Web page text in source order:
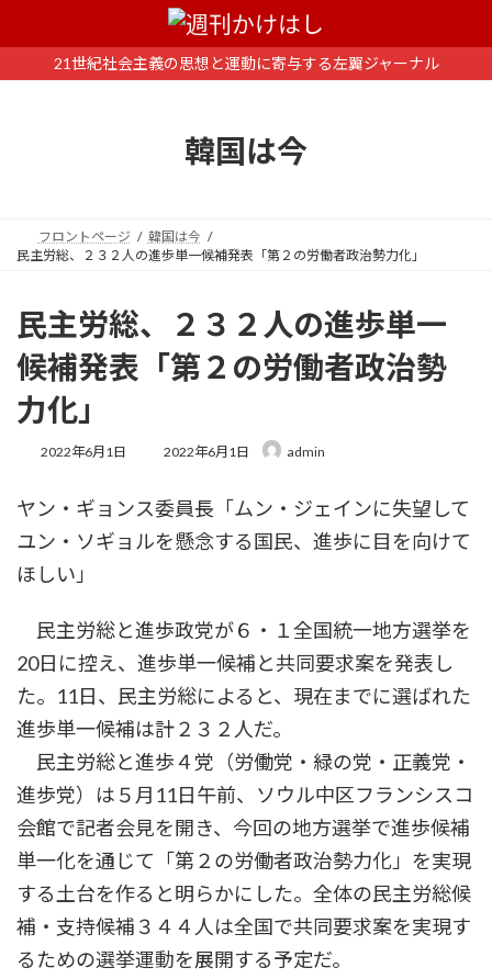
ン
ー
21世紀社会主義の思想と運動に寄与する左翼ジャーナル
韓国は今
フロントページ
韓国は今
民主労総、２３２人の進歩単一候補発表「第２の労働者政治勢力化」
民主労総、２３２人の進歩単一
候補発表「第２の労働者政治勢
力化」
2022年6月1日
最
新
時
2022年6月1日 admin
ヤン・ギョンス委員長「ムン・ジェインに失望して
ユン・ソギョルを懸念する国民、進歩に目を向けて
ほしい」
民主労総と進歩政党が６・１全国統一地方選挙を
20日に控え、進歩単一候補と共同要求案を発表し
た。11日、民主労総によると、現在までに選ばれた
進歩単一候補は計２３２人だ。
民主労総と進歩４党（労働党・緑の党・正義党・
進歩党）は５月11日午前、ソウル中区フランシスコ
会館で記者会見を開き、今回の地方選挙で進歩候補
単一化を通じて「第２の労働者政治勢力化」を実現
する土台を作ると明らかにした。全体の民主労総候
補・支持候補３４４人は全国で共同要求案を実現す
るための選挙運動を展開する予定だ。